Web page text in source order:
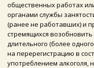
общественных работах
органами службы
(ранее не работавших) и
стремящихся
длительного (более
на перерегистрацию в
употреблением алкоголя,